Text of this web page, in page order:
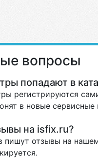
вопросы
попадают в
регистрируются
в новые сервисные
на isfix.ru?
пишут отзывы на